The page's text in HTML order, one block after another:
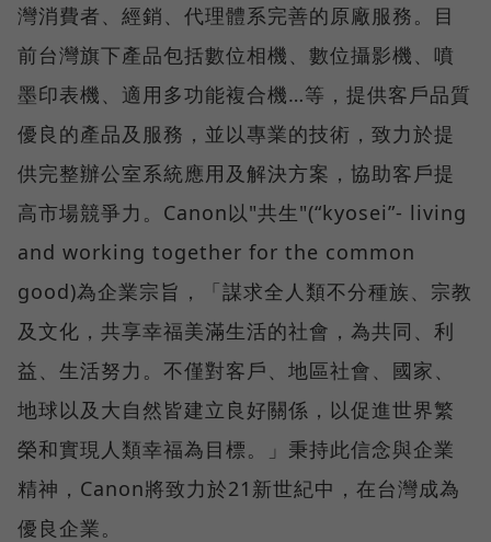
灣消費者、經銷、代理體系完善的原廠服務。目
前台灣旗下產品包括數位相機、數位攝影機、噴
墨印表機、適用多功能複合機…等，提供客戶品質
優良的產品及服務，並以專業的技術，致力於提
供完整辦公室系統應用及解決方案，協助客戶提
高市場競爭力。Canon以"共生"(“kyosei”- living
and working together for the common
good)為企業宗旨，「謀求全人類不分種族、宗教
及文化，共享幸福美滿生活的社會，為共同、利
益、生活努力。不僅對客戶、地區社會、國家、
地球以及大自然皆建立良好關係，以促進世界繁
榮和實現人類幸福為目標。」秉持此信念與企業
精神，Canon將致力於21新世紀中，在台灣成為
優良企業。